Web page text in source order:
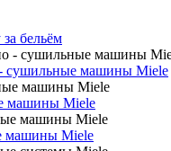
бельём
сушильные машины Miele
машины Miele
машины Miele